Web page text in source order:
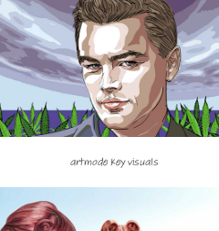
artmode key visuals